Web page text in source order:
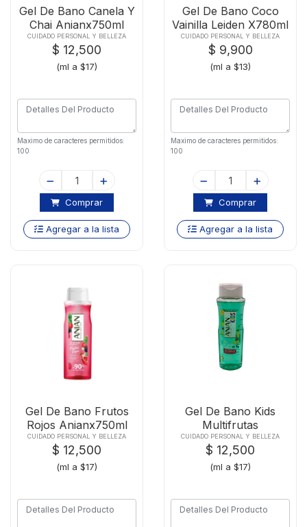
Gel De Bano Canela Y
Chai Anianx750ml
CUIDADO PERSONAL Y BELLEZA
$ 12,500
(ml a $17)
Maximo de caracteres permitidos:
100
Comprar
Agregar a la lista
Gel De Bano Coco
Vainilla Leiden X780ml
CUIDADO PERSONAL Y BELLEZA
$ 9,900
(ml a $13)
Maximo de caracteres permitidos:
100
Comprar
Agregar a la lista
Gel De Bano Frutos
Rojos Anianx750ml
CUIDADO PERSONAL Y BELLEZA
$ 12,500
(ml a $17)
Gel De Bano Kids
Multifrutas
Anianx750ml
CUIDADO PERSONAL Y BELLEZA
$ 12,500
(ml a $17)